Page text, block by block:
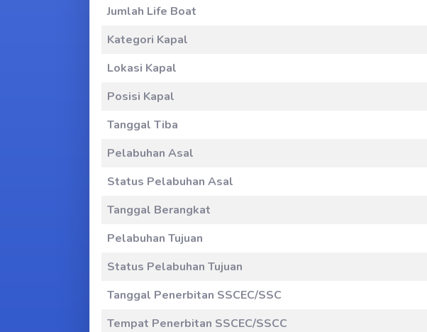
Jumlah Life Boat
Kategori Kapal
Lokasi Kapal
Posisi Kapal
Tanggal Tiba
Pelabuhan Asal
Status Pelabuhan Asal
Tanggal Berangkat
Pelabuhan Tujuan
Status Pelabuhan Tujuan
Tanggal Penerbitan SSCEC/SSC
Tempat Penerbitan SSCEC/SSCC